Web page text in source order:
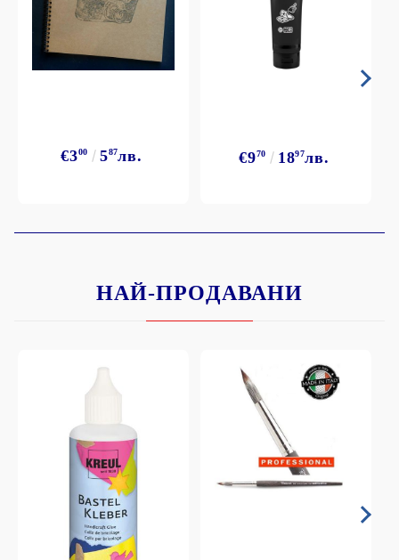
€300 587лв. €970 1897лв.
НАЙ-ПРОДАВАНИ